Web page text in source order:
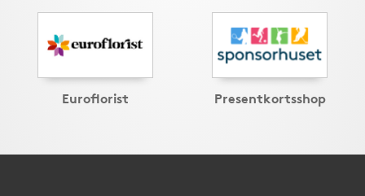
Euroflorist Presentkortsshop